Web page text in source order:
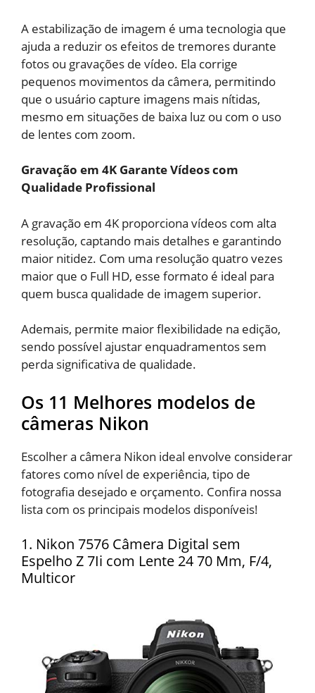
A estabilização de imagem é uma tecnologia que
ajuda a reduzir os efeitos de tremores durante
fotos ou gravações de vídeo. Ela corrige
pequenos movimentos da câmera, permitindo
que o usuário capture imagens mais nítidas,
mesmo em situações de baixa luz ou com o uso
de lentes com zoom.
Gravação em 4K Garante Vídeos com
Qualidade Profissional
A gravação em 4K proporciona vídeos com alta
resolução, captando mais detalhes e garantindo
maior nitidez. Com uma resolução quatro vezes
maior que o Full HD, esse formato é ideal para
quem busca qualidade de imagem superior.
Ademais, permite maior flexibilidade na edição,
sendo possível ajustar enquadramentos sem
perda significativa de qualidade.
Os 11 Melhores modelos de
câmeras Nikon
Escolher a câmera Nikon ideal envolve considerar
fatores como nível de experiência, tipo de
fotografia desejado e orçamento. Confira nossa
lista com os principais modelos disponíveis!
1. Nikon 7576 Câmera Digital sem
Espelho Z 7Ii com Lente 24 70 Mm, F/4,
Multicor